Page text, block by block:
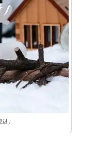
）